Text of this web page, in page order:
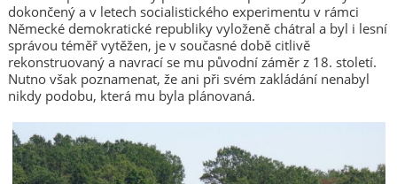
dokončený a v letech socialistického experimentu v rámci
Německé demokratické republiky vyloženě chátral a byl i lesní
správou téměř vytěžen, je v současné době citlivě
rekonstruovaný a navrací se mu původní záměr z 18. století.
Nutno však poznamenat, že ani při svém zakládání nenabyl
nikdy podobu, která mu byla plánovaná.